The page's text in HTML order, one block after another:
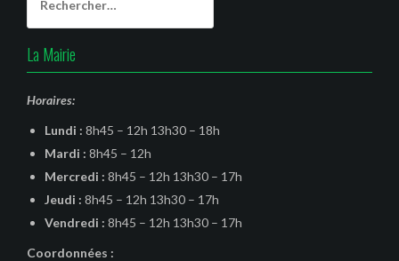
La Mairie
Horaires:
Lundi : 8h45 – 12h 13h30 – 18h
Mardi : 8h45 – 12h
Mercredi : 8h45 – 12h 13h30 – 17h
Jeudi : 8h45 – 12h 13h30 – 17h
Vendredi : 8h45 – 12h 13h30 – 17h
Coordonnées :